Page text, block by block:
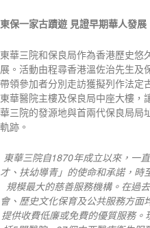
東保一家古蹟遊 見證早期華人發展
東華三院和保良局作為香港歷史悠
展。活動由程尋香港溫佐治先生及
帶領參加者分別走訪獲擬列作法定
東華醫院主樓及保良局中座大樓，
華三院的發源地與首兩代保良局局
軌跡。
東華三院自1870年成立以來，一
才、扶幼導青」的使命和承諾，時
規模最大的慈善服務機構。在過去
會、歷史文化保育及公共服務方
提供收費低廉或免費的優質服務。